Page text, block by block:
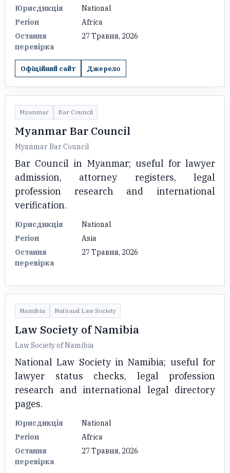
Юрисдикція
National
Регіон
Africa
Остання
перевірка
27 Травня, 2026
Офіційний сайт Джерело
Myanmar Bar Council
Myanmar Bar Council
Myanmar Bar Council
Bar Council in Myanmar; useful for lawyer
admission, attorney registers, legal
profession research and international
verification.
Юрисдикція
National
Регіон
Asia
Остання
перевірка
27 Травня, 2026
Namibia National Law Society
Law Society of Namibia
Law Society of Namibia
National Law Society in Namibia; useful for
lawyer status checks, legal profession
research and international legal directory
pages.
Юрисдикція
National
Регіон
Africa
Остання
перевірка
27 Травня, 2026